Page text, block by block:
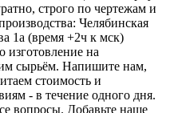
строго по чертежам и
Челябинская
1а (время +2ч к мск)
на
сырьём. Напишите нам,
стоимость и
- в течение одного дня.
вопросы. Добавьте наше